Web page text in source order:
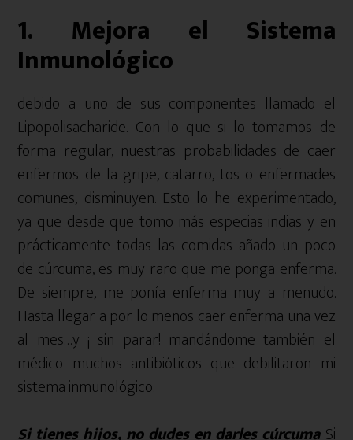
1. Mejora el Sistema
Inmunológico
debido a uno de sus componentes llamado el
Lipopolisacharide. Con lo que si lo tomamos de
forma regular, nuestras probabilidades de caer
enfermos de la gripe, catarro, tos o enfermades
comunes, disminuyen. Esto lo he experimentado,
ya que desde que tomo más especias indias y en
prácticamente todas las comidas añado un poco
de cúrcuma, es muy raro que me ponga enferma.
De siempre, me ponía enferma muy a menudo.
Hasta llegar a por lo menos caer enferma una vez
al mes…y ¡ sin parar! mandándome también el
médico muchos antibióticos que debilitaron mi
sistema inmunológico.
Si tienes hijos, no dudes en darles cúrcuma. Si